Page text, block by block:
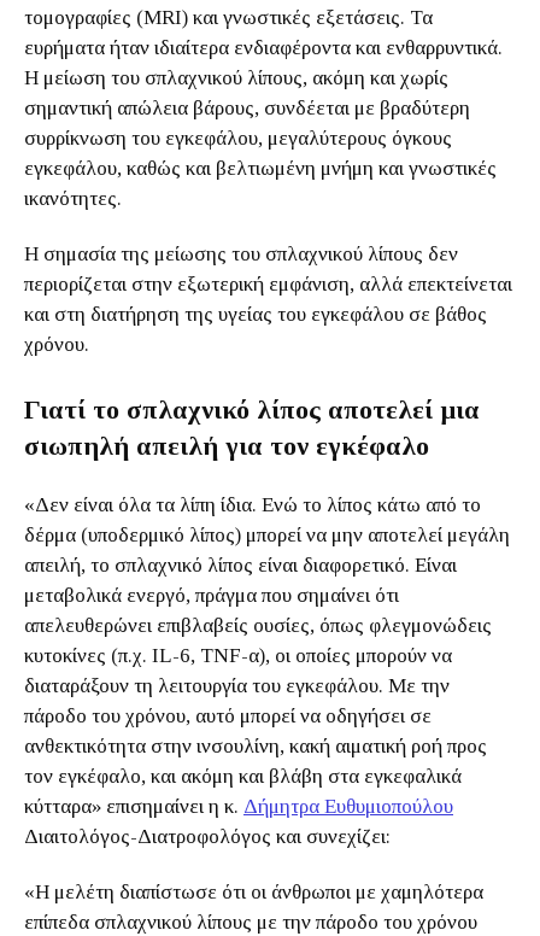
τομογραφίες (MRI) και γνωστικές εξετάσεις. Τα
ευρήματα ήταν ιδιαίτερα ενδιαφέροντα και ενθαρρυντικά.
Η μείωση του σπλαχνικού λίπους, ακόμη και χωρίς
σημαντική απώλεια βάρους, συνδέεται με βραδύτερη
συρρίκνωση του εγκεφάλου, μεγαλύτερους όγκους
εγκεφάλου, καθώς και βελτιωμένη μνήμη και γνωστικές
ικανότητες.
Η σημασία της μείωσης του σπλαχνικού λίπους δεν
περιορίζεται στην εξωτερική εμφάνιση, αλλά επεκτείνεται
και στη διατήρηση της υγείας του εγκεφάλου σε βάθος
χρόνου.
Γιατί το σπλαχνικό λίπος αποτελεί μια
σιωπηλή απειλή για τον εγκέφαλο
«Δεν είναι όλα τα λίπη ίδια. Ενώ το λίπος κάτω από το
δέρμα (υποδερμικό λίπος) μπορεί να μην αποτελεί μεγάλη
απειλή, το σπλαχνικό λίπος είναι διαφορετικό. Είναι
μεταβολικά ενεργό, πράγμα που σημαίνει ότι
απελευθερώνει επιβλαβείς ουσίες, όπως φλεγμονώδεις
κυτοκίνες (π.χ. IL-6, TNF-α), οι οποίες μπορούν να
διαταράξουν τη λειτουργία του εγκεφάλου. Με την
πάροδο του χρόνου, αυτό μπορεί να οδηγήσει σε
ανθεκτικότητα στην ινσουλίνη, κακή αιματική ροή προς
τον εγκέφαλο, και ακόμη και βλάβη στα εγκεφαλικά
κύτταρα» επισημαίνει η κ. Δήμητρα Ευθυμιοπούλου
Διαιτολόγος-Διατροφολόγος και συνεχίζει:
«Η μελέτη διαπίστωσε ότι οι άνθρωποι με χαμηλότερα
επίπεδα σπλαχνικού λίπους με την πάροδο του χρόνου